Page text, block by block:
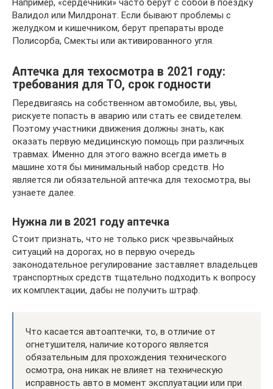
Валидол или Милдронат. Если бывают проблемы с
желудком и кишечником, берут препараты вроде
Полисорба, Смекты или активированного угля.
Аптечка для техосмотра в 2021 году:
требования для ТО, срок годности
Передвигаясь на собственном автомобиле, вы, увы,
рискуете попасть в аварию или стать ее свидетелем.
Поэтому участники движения должны знать, как
оказать первую медицинскую помощь при различных
травмах. Именно для этого важно всегда иметь в
машине хотя бы минимальный набор средств. Но
является ли обязательной аптечка для техосмотра, вы
узнаете далее.
Нужна ли в 2021 году аптечка
Стоит признать, что не только риск чрезвычайных
ситуаций на дорогах, но в первую очередь
законодательное регулирование заставляет владельцев
транспортных средств тщательно подходить к вопросу
их комплектации, дабы не получить штраф.
Что касается автоаптечки, то, в отличие от
огнетушителя, наличие которого является
обязательным для прохождения технического
осмотра, она никак не влияет на техническую
исправность авто в момент эксплуатации или при